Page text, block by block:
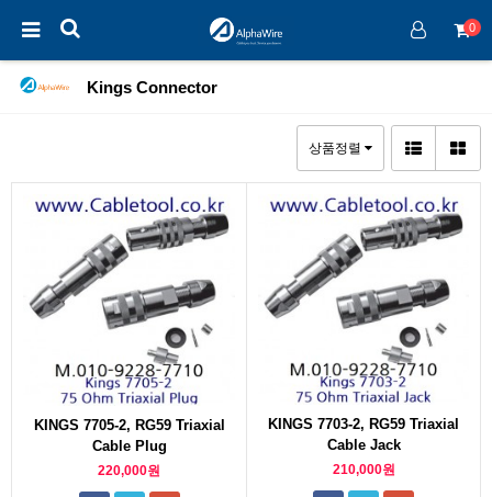
0
Kings Connector
상품정렬
KINGS 7705-2, RG59 Triaxial
Cable Plug
220,000원
KINGS 7703-2, RG59 Triaxial
Cable Jack
210,000원